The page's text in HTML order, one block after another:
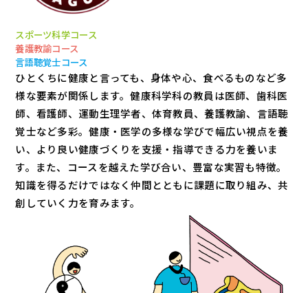
スポーツ科学コース
養護教諭コース
言語聴覚士コース
ひとくちに健康と言っても、身体や心、食べるものなど多
様な要素が関係します。健康科学科の教員は医師、歯科医
師、看護師、運動生理学者、体育教員、養護教諭、言語聴
覚士など多彩。健康・医学の多様な学びで幅広い視点を養
い、より良い健康づくりを支援・指導できる力を養いま
す。また、コースを越えた学び合い、豊富な実習も特徴。
知識を得るだけではなく仲間とともに課題に取り組み、共
創していく力を育みます。